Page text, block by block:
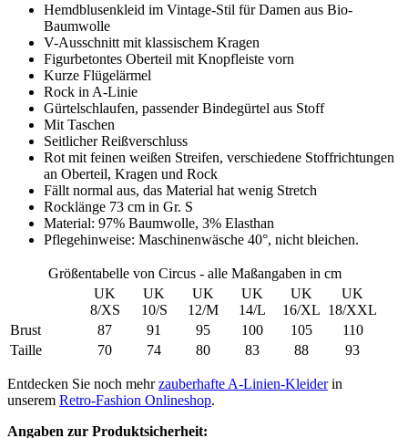
Hemdblusenkleid im Vintage-Stil für Damen aus Bio-
Baumwolle
V-Ausschnitt mit klassischem Kragen
Figurbetontes Oberteil mit Knopfleiste vorn
Kurze Flügelärmel
Rock in A-Linie
Gürtelschlaufen, passender Bindegürtel aus Stoff
Mit Taschen
Seitlicher Reißverschluss
Rot mit feinen weißen Streifen, verschiedene Stoffrichtungen
an Oberteil, Kragen und Rock
Fällt normal aus, das Material hat wenig Stretch
Rocklänge 73 cm in Gr. S
Material: 97% Baumwolle, 3% Elasthan
Pflegehinweise: Maschinenwäsche 40°, nicht bleichen.
Größentabelle von Circus - alle Maßangaben in cm
UK
8/XS
UK
10/S
UK
12/M
UK
14/L
UK
16/XL
UK
18/XXL
Brust
87 91 95 100 105
110
Taille
70 74 80 83 88 93
Entdecken Sie noch mehrzauberhafte A-Linien-Kleiderin
unserem Retro-Fashion Onlineshop.
Angaben zur Produktsicherheit: